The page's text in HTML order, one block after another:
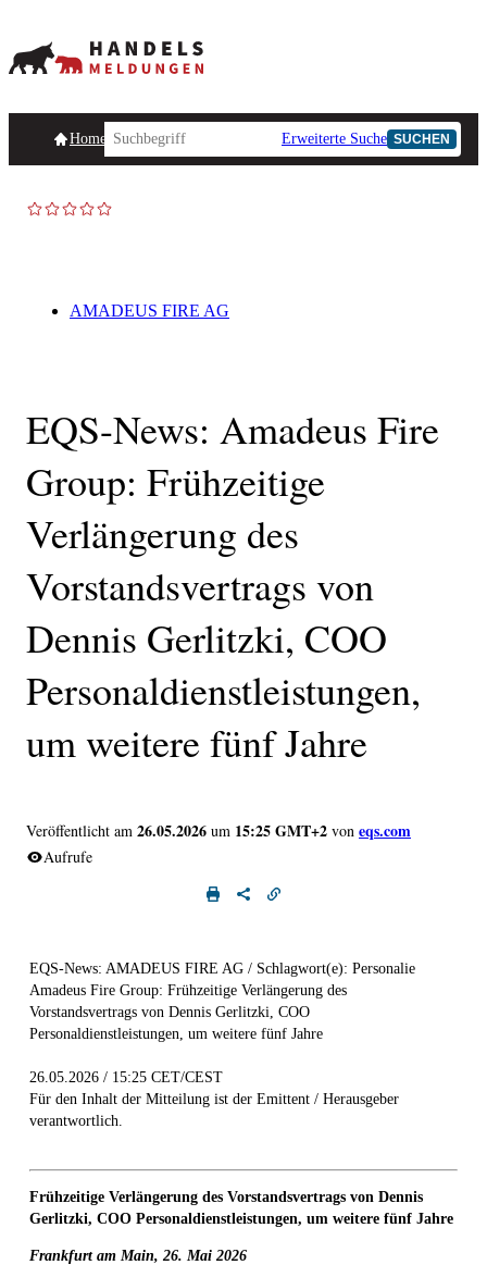
HomepageHandelsmeldungen Ad-Hoc-Meldungen
Erweiterte Suche SUCHEN
AMADEUS FIRE AG
EQS-News: Amadeus Fire
Group: Frühzeitige
Verlängerung des
Vorstandsvertrags von
Dennis Gerlitzki, COO
Personaldienstleistungen,
um weitere fünf Jahre
Veröffentlicht am 26.05.2026 um 15:25 GMT+2 von eqs.com
Aufrufe
EQS-News: AMADEUS FIRE AG / Schlagwort(e): Personalie
Amadeus Fire Group: Frühzeitige Verlängerung des
Vorstandsvertrags von Dennis Gerlitzki, COO
Personaldienstleistungen, um weitere fünf Jahre
26.05.2026 / 15:25 CET/CEST
Für den Inhalt der Mitteilung ist der Emittent / Herausgeber
verantwortlich.
Frühzeitige Verlängerung des Vorstandsvertrags von Dennis
Gerlitzki, COO Personaldienstleistungen, um weitere fünf Jahre
Frankfurt am Main, 26. Mai 2026